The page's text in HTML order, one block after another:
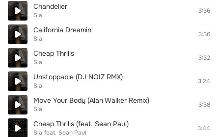
Chandelier
Sia
3:36
California Dreamin'
Sia
3:36
Cheap Thrills
Sia
3:32
Unstoppable (DJ NOIZ RMX)
Sia
3:24
Move Your Body (Alan Walker Remix)
Sia
3:38
Cheap Thrills (feat. Sean Paul)
Sia feat. Sean Paul
3:44